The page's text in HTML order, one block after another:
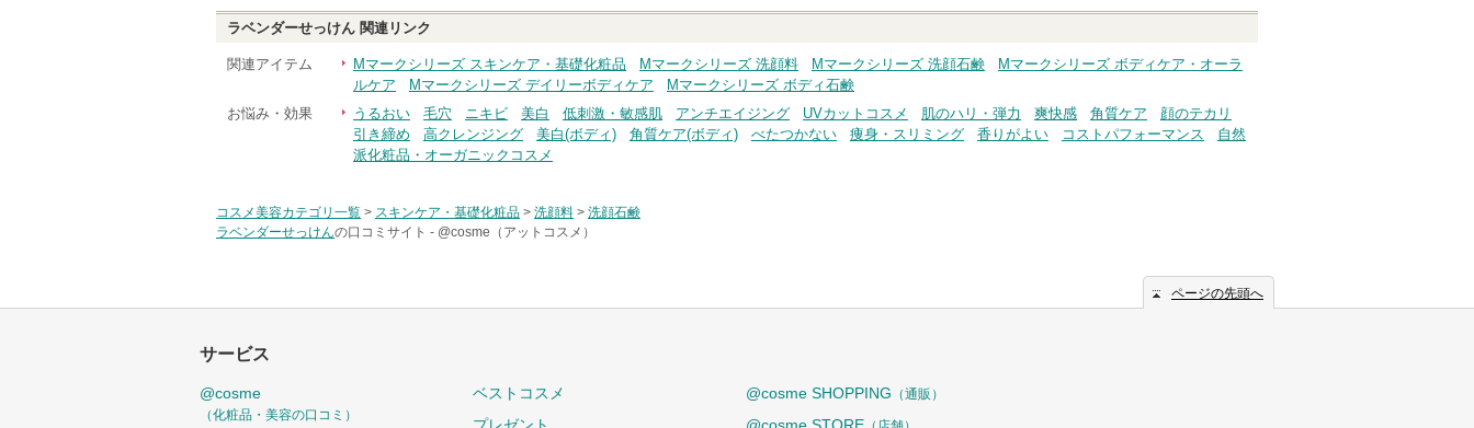
ラベンダーせっけん 関連リンク
関連アイテム Mマークシリーズ スキンケア・基礎化粧品 Mマークシリーズ 洗顔料 Mマークシリーズ 洗顔石鹸
Mマークシリーズ ボディケア・オーラ
ルケア
Mマークシリーズ デイリーボディケア
Mマークシリーズ ボディ石鹸
お悩み・効果
うるおい 毛穴 ニキビ 美白 低刺激・敏感肌 アンチエイジング UVカットコスメ 肌のハリ・弾力 爽快感 角質ケア
顔のテカリ
引き締め
高クレンジング 美白(ボディ) 角質ケア(ボディ) べたつかない 痩身・スリミング 香りがよい コストパフォーマンス
自然
派化粧品・オーガニックコスメ
コスメ美容カテゴリ一覧 > スキンケア・基礎化粧品 > 洗顔料 > 洗顔石鹸
ラベンダーせっけんの口コミサイト - @cosme（アットコスメ）
ページの先頭へ
サービス
@cosme
（化粧品・美容の口コミ）
ベストコスメ
@cosme SHOPPING （通販）